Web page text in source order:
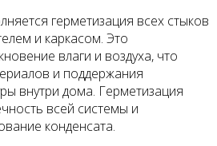
герметизация всех стыков
и каркасом. Это
влаги и воздуха, что
и поддержания
внутри дома. Герметизация
всей системы и
конденсата.